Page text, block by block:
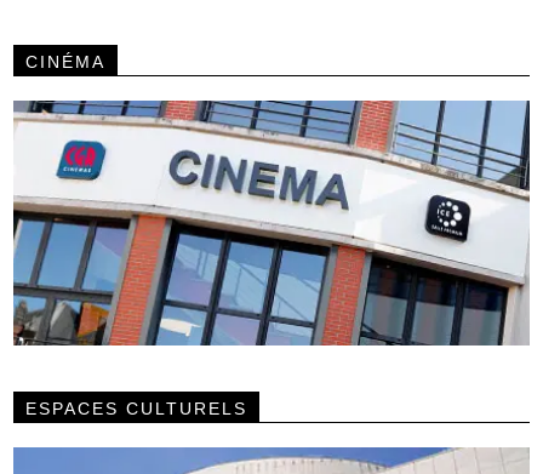
CINÉMA
ESPACES CULTURELS